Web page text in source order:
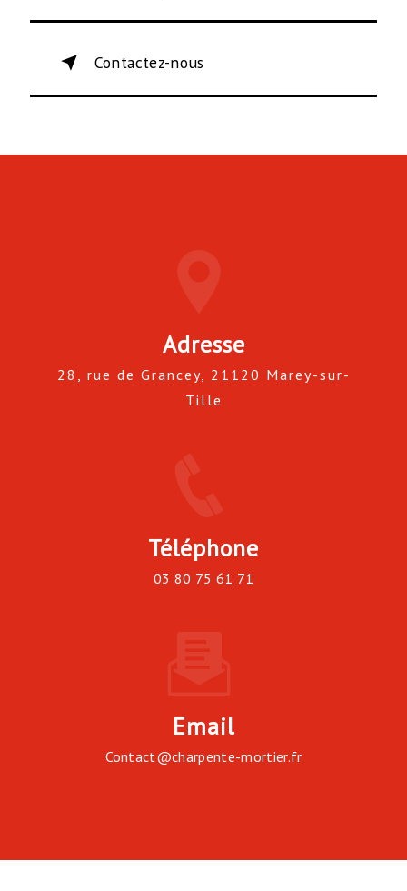
Contactez-nous
Adresse
28, rue de Grancey, 21120 Marey-sur-
Tille
Téléphone
03 80 75 61 71
Email
contact@charpente-mortier.fr